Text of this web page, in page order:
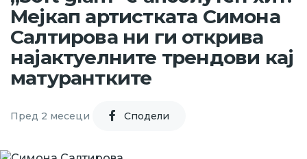
Мејкап артистката Симона
Салтирова ни ги открива
најактуелните трендови кај
матурантките
Пред 2 месеци Cподели